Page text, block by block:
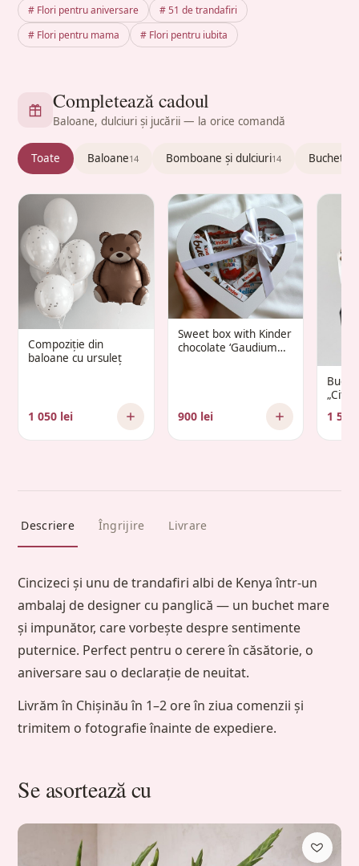
# Flori pentru aniversare
# 51 de trandafiri
# Flori pentru mama
# Flori pentru iubita
Completează cadoul
Baloane, dulciuri și jucării — la orice comandă
Toate Baloane14 Bomboane și dulciuri14 Buchete
Compoziție din
baloane cu ursuleț
1 050 lei
Sweet box with Kinder
chocolate ‘Gaudium
900 lei 1
Descriere Îngrijire Livrare
Cincizeci și unu de trandafiri albi de Kenya într-un
ambalaj de designer cu panglică — un buchet mare
și impunător, care vorbește despre sentimente
puternice. Perfect pentru o cerere în căsătorie, o
aniversare sau o declarație de neuitat.
Livrăm în Chișinău în 1–2 ore în ziua comenzii și
trimitem o fotografie înainte de expediere.
Se asortează cu